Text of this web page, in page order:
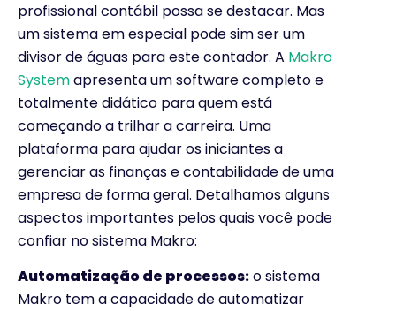
profissional contábil possa se destacar. Mas
um sistema em especial pode sim ser um
divisor de águas para este contador. A Makro
Systemapresenta um software completo e
totalmente didático para quem está
começando a trilhar a carreira. Uma
plataforma para ajudar os iniciantes a
gerenciar as finanças e contabilidade de uma
empresa de forma geral. Detalhamos alguns
aspectos importantes pelos quais você pode
confiar no sistema Makro:
Automatização de processos:o sistema
Makro tem a capacidade de automatizar